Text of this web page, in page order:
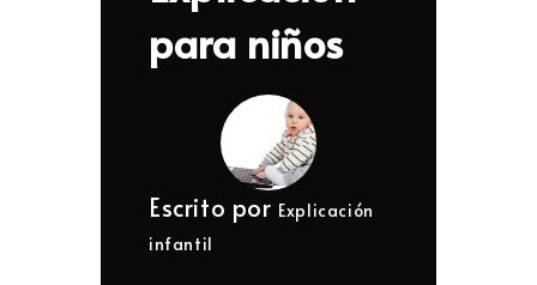
para niños
Escrito por Explicación
infantil